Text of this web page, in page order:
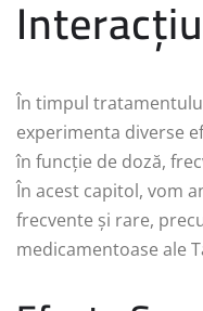
În timpul
experimenta diverse
în funcție de doză,
În acest capitol, vom
frecvente și rare,
medicamentoase ale